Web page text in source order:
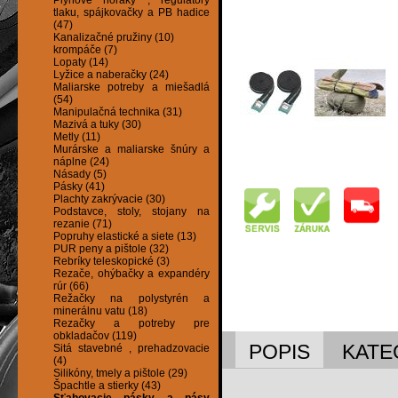
tlaku, spájkovačky a PB hadice
(47)
Kanalizačné pružiny (10)
krompáče (7)
Lopaty (14)
Lyžice a naberačky (24)
Maliarske potreby a miešadlá
(54)
Manipulačná technika (31)
Mazivá a tuky (30)
Metly (11)
Murárske a maliarske šnúry a
náplne (24)
Násady (5)
Pásky (41)
Plachty zakrývacie (30)
Podstavce, stoly, stojany na
rezanie (71)
Popruhy elastické a siete (13)
PUR peny a pištole (32)
Rebríky teleskopické (3)
Rezače, ohýbačky a expandéry
rúr (66)
Režačky na polystyrén a
minerálnu vatu (18)
Rezačky a potreby pre
obkladačov (119)
Sitá stavebné , prehadzovacie
(4)
Silikóny, tmely a pištole (29)
Špachtle a stierky (43)
POPIS